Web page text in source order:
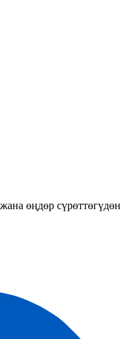
өңдөр сүрөттөгүдөн